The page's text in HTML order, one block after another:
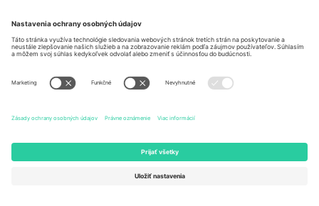
Totleben 53-55, 1606 Sofia,
Bulgaria
United Arab Emirates
Av Chapultepec 360, Roma
Ciudad de México, CDMX,
Právna subjektivita poskytovateľa platformy sa môže líšiť v závislosti
od lokality, podujatia a/alebo domény. Podrobnosti nájdete na